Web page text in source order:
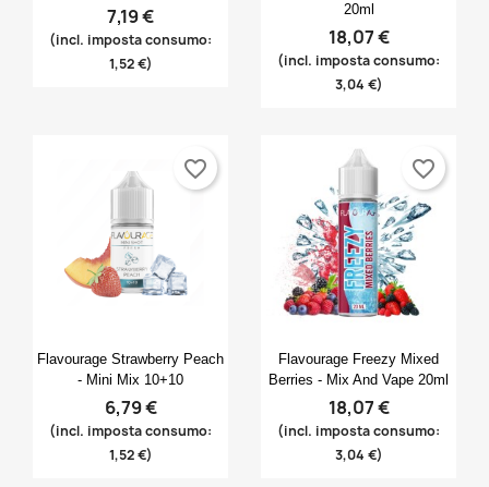
7,19 €
(incl. imposta consumo:
1,52 €)
20ml
18,07 €
(incl. imposta consumo:
3,04 €)
Anteprima
Flavourage Strawberry Peach
- Mini Mix 10+10
6,79 €
(incl. imposta consumo:
1,52 €)
favorite_border
Anteprima
Flavourage Freezy Mixed
Berries - Mix And Vape 20ml
18,07 €
(incl. imposta consumo:
3,04 €)
favorite_border